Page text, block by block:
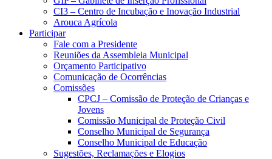
CI3 – Centro de Incubação e Inovação Industrial
Arouca Agrícola
Participar
Fale com a Presidente
Reuniões da Assembleia Municipal
Orçamento Participativo
Comunicação de Ocorrências
Comissões
CPCJ – Comissão de Proteção de Crianças e
Jovens
Comissão Municipal de Proteção Civil
Conselho Municipal de Segurança
Conselho Municipal de Educação
Sugestões, Reclamações e Elogios